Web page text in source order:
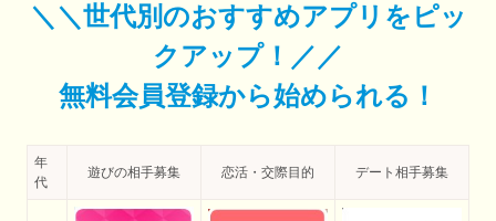
＼＼世代別のおすすめアプリをピッ
クアップ！／／
無料会員登録から始められる！
年
代
遊びの相手募集 恋活・交際目的 デート相手募集